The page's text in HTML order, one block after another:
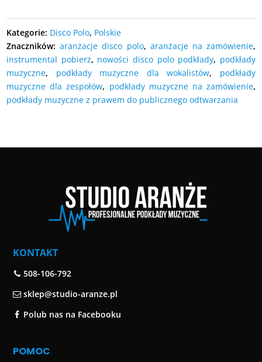
Kategorie: Disco Polo, Polskie
Znaczników:aranżacje disco polo, aranżacje na zamówienie,
instrumental pobierz, nowości disco polo podkłady, podkłady
muzyczne, podkłady muzyczne dla wokalistów, podkłady
muzyczne dla zespołów, podkłady muzyczne na zamówienie,
podkłady muzyczne z prawem do publicznego odtwarzania
KONTAKT
508-106-792
sklep@studio-aranze.pl
Polub nas na Facebooku
POMOC